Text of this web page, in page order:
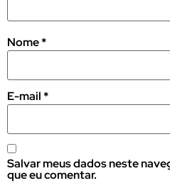
Nome*
E-mail *
Salvar meus dados neste
que eu comentar.